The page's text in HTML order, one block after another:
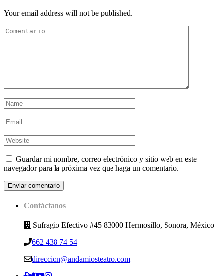
Your email address will not be published.
Guardar mi nombre, correo electrónico y sitio web en este
navegador para la próxima vez que haga un comentario.
Contáctanos
Sufragio Efectivo #45 83000 Hermosillo, Sonora, México
662 438 74 54
direccion@andamiosteatro.com